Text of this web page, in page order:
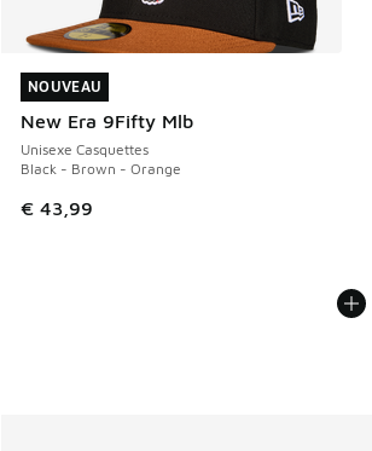
NOUVEAU
New Era 9Fifty Mlb
Unisexe Casquettes
Black - Brown - Orange
€ 43,99
NOUVEAU